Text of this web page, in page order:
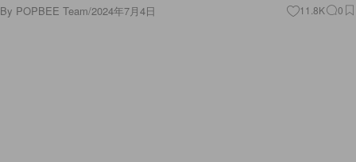
By POPBEE Team/2024年7月4日 11.8K 0